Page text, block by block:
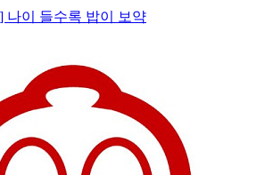
나이 들수록 밥이 보약